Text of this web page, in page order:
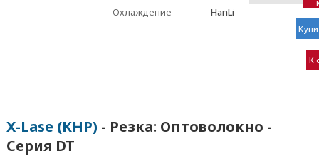
Охлаждение
HanLi
К
X-Lase (КНР) - Резка: Оптоволокно -
Серия DT